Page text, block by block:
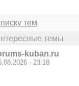
тем
темы
kuban.ru
- 23:18